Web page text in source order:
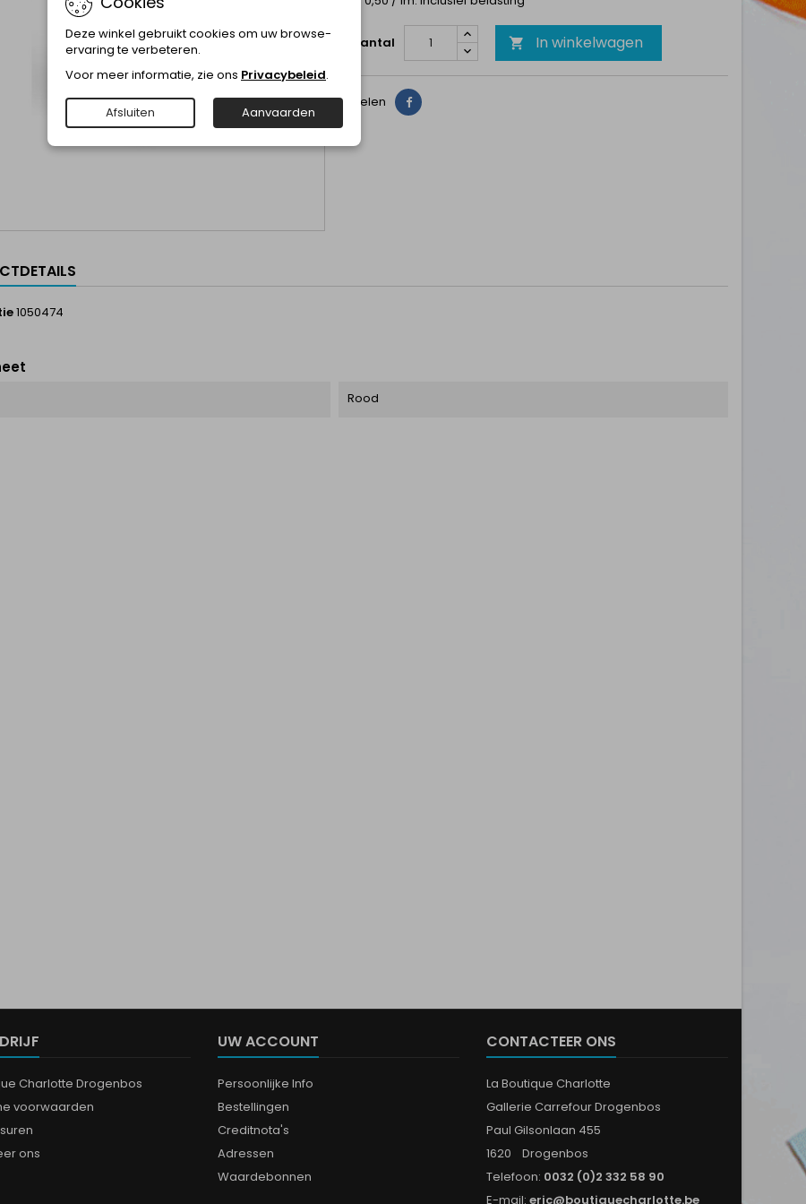
Aantal  In winkelwagen
Delen Delen
1050474
Rood
Charlotte Drogenbos
voorwaarden
ons
UW ACCOUNT
Persoonlijke Info
Bestellingen
Creditnota's
Adressen
Waardebonnen
CONTACTEER ONS
La Boutique Charlotte
Gallerie Carrefour Drogenbos
Paul Gilsonlaan 455
1620 Drogenbos
Telefoon: 0032 (0)2 332 58 90
E-mail: eric@boutiquecharlotte.be
Deze winkel gebruikt cookies om uw browse-
ervaring te verbeteren.
Voor meer informatie, zie ons Privacybeleid.
Afsluiten Aanvaarden